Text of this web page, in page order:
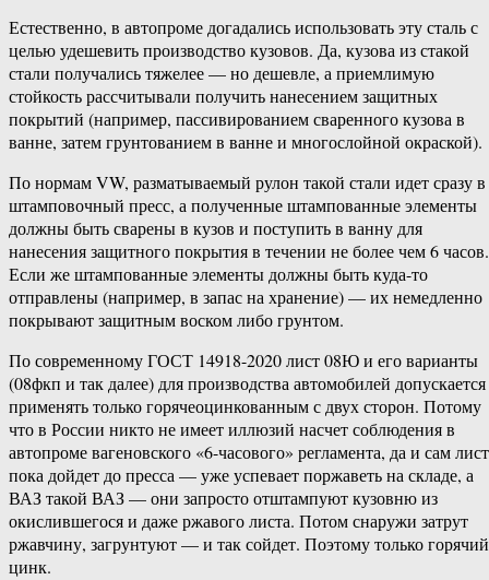
Естественно, в автопроме догадались использовать эту сталь с
целью удешевить производство кузовов. Да, кузова из стакой
стали получались тяжелее — но дешевле, а приемлимую
стойкость рассчитывали получить нанесением защитных
покрытий (например, пассивированием сваренного кузова в
ванне, затем грунтованием в ванне и многослойной окраской).
По нормам VW, разматываемый рулон такой стали идет сразу в
штамповочный пресс, а полученные штампованные элементы
должны быть сварены в кузов и поступить в ванну для
нанесения защитного покрытия в течении не более чем 6 часов.
Если же штампованные элементы должны быть куда-то
отправлены (например, в запас на хранение) — их немедленно
покрывают защитным воском либо грунтом.
По современному ГОСТ 14918-2020 лист 08Ю и его варианты
(08фкп и так далее) для производства автомобилей допускается
применять только горячеоцинкованным с двух сторон. Потому
что в России никто не имеет иллюзий насчет соблюдения в
автопроме вагеновского «6-часового» регламента, да и сам
пока дойдет до пресса — уже успевает поржаветь на складе, а
ВАЗ такой ВАЗ — они запросто отштампуют кузовню из
окислившегося и даже ржавого листа. Потом снаружи затрут
ржавчину, загрунтуют — и так сойдет. Поэтому только горячий
цинк.